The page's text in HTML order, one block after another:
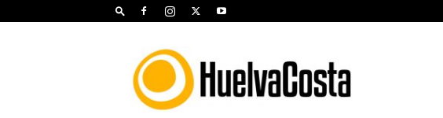
Huelva
Costa